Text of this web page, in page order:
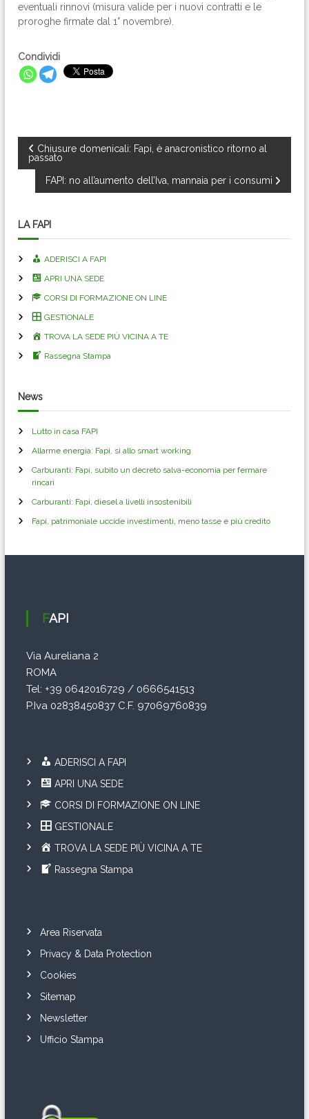
eventuali rinnovi (misura valide per i nuovi contratti e le
proroghe firmate dal 1° novembre).
Condividi
N
v
i
g
a
z
o
n
e
a
r
t
c
o
Chiusure domenicali: Fapi, è anacronistico ritorno al
passato
FAPI: no all’aumento dell’Iva, mannaia per i consumi
LA FAPI
ADERISCI A FAPI
APRI UNA SEDE
CORSI DI FORMAZIONE ON LINE
GESTIONALE
TROVA LA SEDE PIÙ VICINA A TE
Rassegna Stampa
News
Lutto in casa FAPI
Allarme energia: Fapi, si allo smart working
Carburanti: Fapi, subito un decreto salva-economia per fermare
rincari
Carburanti: Fapi, diesel a livelli insostenibili
Fapi, patrimoniale uccide investimenti, meno tasse e più credito
FAPI
Via Aureliana 2
ROMA
Tel: +39 0642016729 / 0666541513
P.Iva 02838450837 C.F. 97069760839
ADERISCI A FAPI
APRI UNA SEDE
CORSI DI FORMAZIONE ON LINE
GESTIONALE
TROVA LA SEDE PIÙ VICINA A TE
Rassegna Stampa
Area Riservata
Privacy & Data Protection
Cookies
Sitemap
Newsletter
Ufficio Stampa